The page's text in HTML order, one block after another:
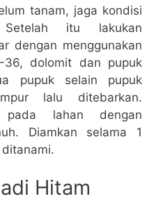
tanam, jaga kondisi
itu lakukan
dengan menggunakan
36, dolomit dan pupuk
pupuk selain pupuk
lalu ditebarkan.
pada lahan dengan
Diamkan selama 1
Hitam